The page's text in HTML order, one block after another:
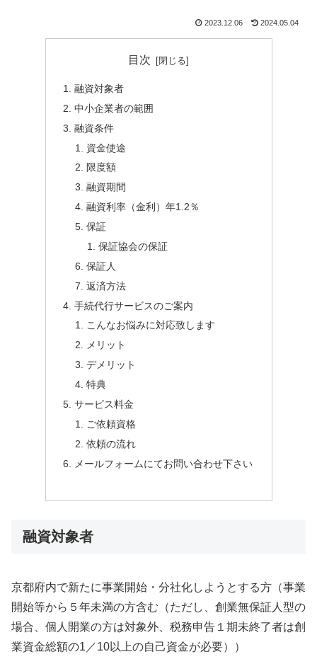
2023.12.06 2024.05.04
目次
融資対象者
中小企業者の範囲
融資条件
資金使途
限度額
融資期間
融資利率（金利）年1.2％
保証
保証協会の保証
保証人
返済方法
手続代行サービスのご案内
こんなお悩みに対応致します
メリット
デメリット
特典
サービス料金
ご依頼資格
依頼の流れ
メールフォームにてお問い合わせ下さい
融資対象者
京都府内で新たに事業開始・分社化しようとする方（事業
開始等から５年未満の方含む（ただし、創業無保証人型の
場合、個人開業の方は対象外、税務申告１期未終了者は創
業資金総額の1／10以上の自己資金が必要））